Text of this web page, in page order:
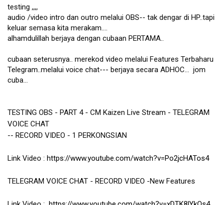
testing ,,,,
audio /video intro dan outro melalui OBS-- tak dengar di HP..tapi
keluar semasa kita merakam....
alhamdulillah berjaya dengan cubaan PERTAMA..
cubaan seterusnya.. merekod video melalui Features Terbaharu
Telegram..melalui voice chat--- berjaya secara ADHOC...  jom
cuba...
TESTING OBS - PART 4 - CM Kaizen Live Stream - TELEGRAM
VOICE CHAT
-- RECORD VIDEO - 1 PERKONGSIAN
Link Video : https://www.youtube.com/watch?v=Po2jcHATos4
TELEGRAM VOICE CHAT - RECORD VIDEO -New Features